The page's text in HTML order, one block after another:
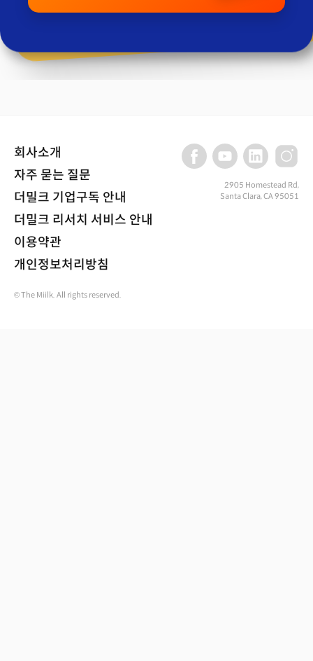
회사소개
자주 묻는 질문
더밀크 기업구독 안내
더밀크 리서치 서비스 안내
이용약관
개인정보처리방침
2905 Homestead Rd,
Santa Clara, CA 95051
© The Miilk. All rights reserved.